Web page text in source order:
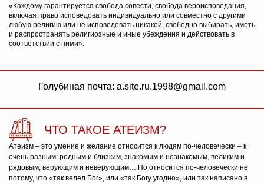
«Каждому гарантируется свобода совести, свобода вероисповедания,
включая право исповедовать индивидуально или совместно с другими
любую религию или не исповедовать никакой, свободно выбирать, иметь
и распространять религиозные и иные убеждения и действовать в
соответствии с ними».
Голубиная почта: a.site.ru.1998@gmail.com
ЧТО ТАКОЕ АТЕИЗМ?
Атеизм – это умение и желание относится к людям по-человечески – к
очень разным: родным и близким, знакомым и незнакомым, великим и
рядовым, верующим и неверующим… Но относится по-человечески не
потому, что «так велел Бог», или «так Богу угодно», или так написано в